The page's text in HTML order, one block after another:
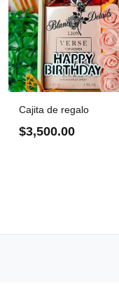
Cajita de regalo
$3,500.00